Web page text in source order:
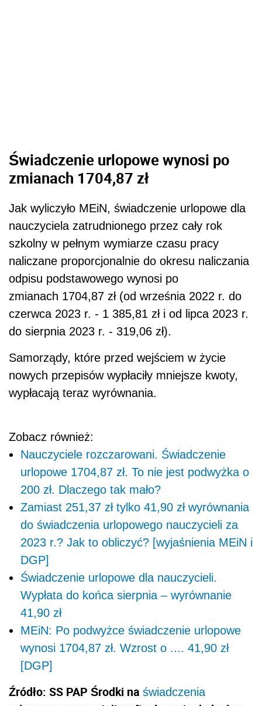
Świadczenie urlopowe wynosi po
zmianach 1704,87 zł
Jak wyliczyło MEiN, świadczenie urlopowe dla
nauczyciela zatrudnionego przez cały rok
szkolny w pełnym wymiarze czasu pracy
naliczane proporcjonalnie do okresu naliczania
odpisu podstawowego wynosi po
zmianach 1704,87 zł (od września 2022 r. do
czerwca 2023 r. - 1 385,81 zł i od lipca 2023 r.
do sierpnia 2023 r. - 319,06 zł).
Samorządy, które przed wejściem w życie
nowych przepisów wypłaciły mniejsze kwoty,
wypłacają teraz wyrównania.
Zobacz również:
Nauczyciele rozczarowani. Świadczenie
urlopowe 1704,87 zł. To nie jest podwyżka o
200 zł. Dlaczego tak mało?
Zamiast 251,37 zł tylko 41,90 zł wyrównania
do świadczenia urlopowego nauczycieli za
2023 r.? Jak to obliczyć? [wyjaśnienia MEiN i
DGP]
Świadczenie urlopowe dla nauczycieli.
Wypłata do końca sierpnia – wyrównanie
41,90 zł
MEiN: Po podwyżce świadczenie urlopowe
wynosi 1704,87 zł. Wzrost o .... 41,90 zł
[DGP]
Źródło: SS PAP Środki na świadczenia